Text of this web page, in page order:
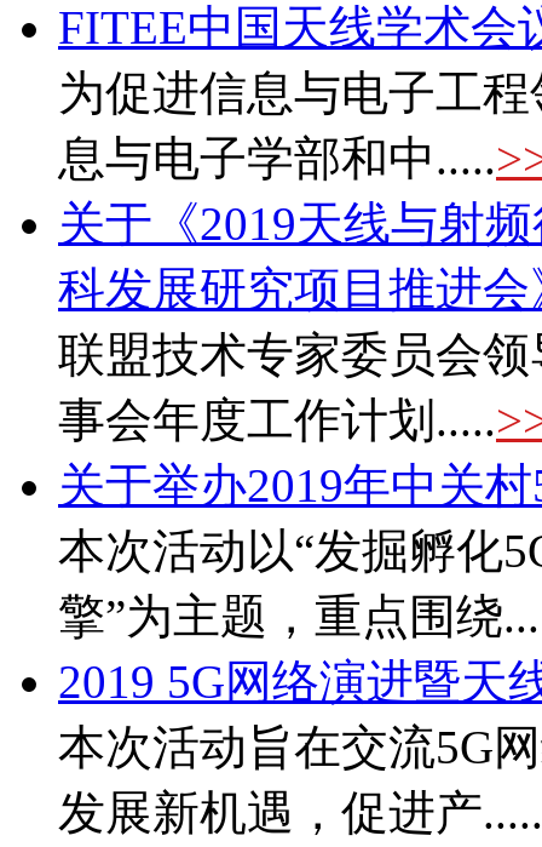
FITEE中国天线学术会
为促进信息与电子工
息与电子学部和中.....
关于《2019天线与射
科发展研究项目推进会
联盟技术专家委员会
事会年度工作计划.....
关于举办2019年中关
本次活动以“发掘孵化
擎”为主题，重点围绕
2019 5G网络演进暨天
本次活动旨在交流5G
发展新机遇，促进产.....